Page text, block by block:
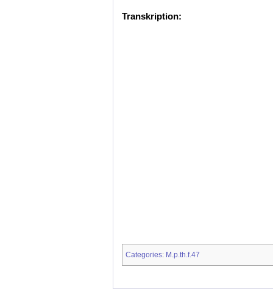
Transkription:
Categories: M.p.th.f.47